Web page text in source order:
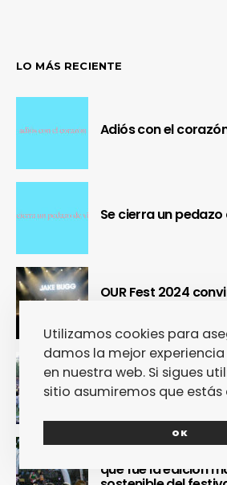
LO MÁS RECIENTE
Adiós con el
Se cierra un
OUR Fest 2024
Nuestra crónica
de Coura 2024 no
un Couraíso
Nuestra crónica
que fue la edición
Utilizamos cookies para
damos la mejor
en nuestra web. Si sigues
sitio asumiremos que estás
OK